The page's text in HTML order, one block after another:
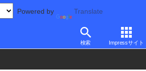
Powered by Translate
検索 Impressサイト
ブレット/スマートフォン NUC/小型パソコ